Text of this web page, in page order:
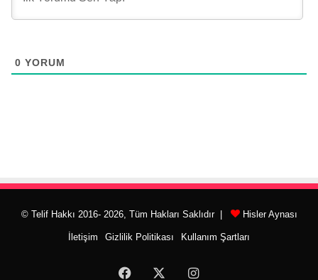
0 YORUM
© Telif Hakkı 2016- 2026, Tüm Hakları Saklıdır | Hisler Aynası
İletişim Gizlilik Politikası Kullanım Şartları
Facebook Instagram